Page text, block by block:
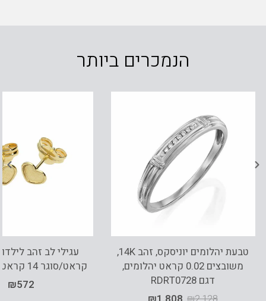
הנמכרים ביותר
טבעת יהלומים יוניסקס, זהב 14K,
משובצים 0.02 קראט יהלומים,
דגם RDRT0728
קראט/סוגר 14 קראט, E30143-S
₪572